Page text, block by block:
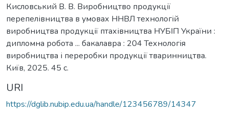
Кисловський В. В. Виробництво продукції
перепелівництва в умовах ННВЛ технологій
виробництва продукції птахівництва НУБІП України :
дипломна робота ... бакалавра : 204 Технологія
виробництва і переробки продукції тваринництва.
Київ, 2025. 45 с.
URI
https://dglib.nubip.edu.ua/handle/123456789/14347